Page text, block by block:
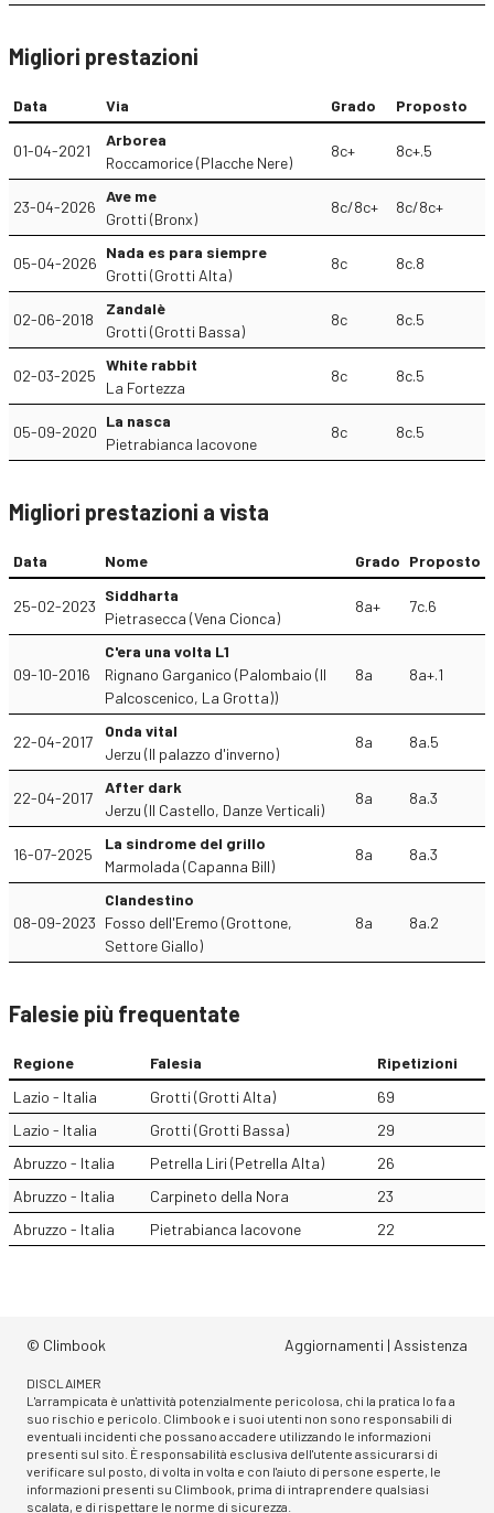
Migliori prestazioni
Data Via Grado Proposto
01-04-2021
Arborea
Roccamorice (Placche Nere)
8c+ 8c+.5
23-04-2026
Ave me
Grotti (Bronx)
8c/8c+ 8c/8c+
05-04-2026
Nada es para siempre
Grotti (Grotti Alta)
8c 8c.8
02-06-2018
Zandalè
Grotti (Grotti Bassa)
8c 8c.5
02-03-2025
White rabbit
La Fortezza
8c 8c.5
05-09-2020
La nasca
Pietrabianca Iacovone
8c 8c.5
Migliori prestazioni a vista
Data Nome Grado Proposto
25-02-2023
Siddharta
Pietrasecca (Vena Cionca)
8a+ 7c.6
09-10-2016
C'era una volta L1
Rignano Garganico (Palombaio (Il
Palcoscenico, La Grotta))
8a 8a+.1
22-04-2017
Onda vital
Jerzu (Il palazzo d'inverno)
8a 8a.5
22-04-2017
After dark
Jerzu (Il Castello, Danze Verticali)
8a 8a.3
16-07-2025
La sindrome del grillo
Marmolada (Capanna Bill)
8a 8a.3
08-09-2023
Clandestino
Fosso dell'Eremo (Grottone,
Settore Giallo)
8a 8a.2
Falesie più frequentate
Regione Falesia
Ripetizioni
Lazio - Italia
Grotti (Grotti Alta)
69
Lazio - Italia
Grotti (Grotti Bassa)
29
Abruzzo - Italia
Petrella Liri (Petrella Alta)
26
Abruzzo - Italia
Carpineto della Nora
23
Abruzzo - Italia
Pietrabianca Iacovone 22
© Climbook Aggiornamenti | Assistenza
DISCLAIMER
L'arrampicata è un'attività potenzialmente pericolosa, chi la pratica lo fa a
suo rischio e pericolo. Climbook e i suoi utenti non sono responsabili di
eventuali incidenti che possano accadere utilizzando le informazioni
presenti sul sito. È responsabilità esclusiva dell'utente assicurarsi di
verificare sul posto, di volta in volta e con l'aiuto di persone esperte, le
informazioni presenti su Climbook, prima di intraprendere qualsiasi
scalata, e di rispettare le norme di sicurezza.